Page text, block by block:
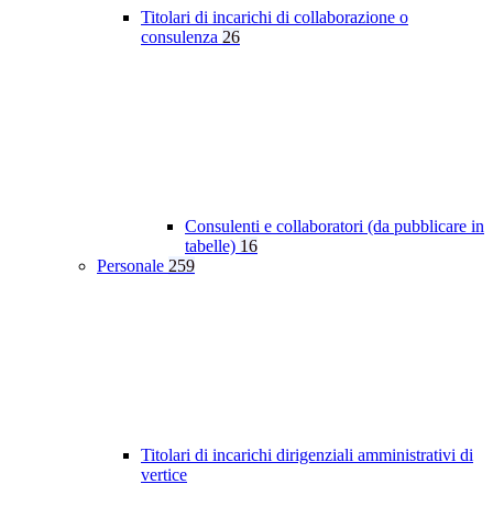
Titolari di incarichi di collaborazione o
consulenza 26
Consulenti e collaboratori (da pubblicare in
tabelle) 16
Personale 259
Titolari di incarichi dirigenziali amministrativi di
vertice